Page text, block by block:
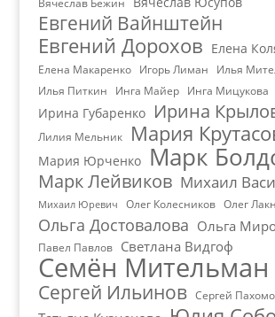
Вячеслав Бежин
Евгений Вайнштейн
Евгений Дорохов Елена
Елена Макаренко Игорь Лиман
Илья
Илья Питкин
Инга Майер Инга Мицукова
Ирина Губаренко Ирина
Лилия Мельник Мария
Мария Юрченко Марк
Марк Лейвиков Михаил
Михаил Юревич Олег Колесников Олег
Ольга Достовалова Ольга
Павел Павлов Светлана Видгоф
Семён Мительман
Сергей Ильинов Сергей